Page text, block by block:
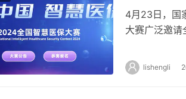
4月23日，国
大赛广泛邀请
lishengli